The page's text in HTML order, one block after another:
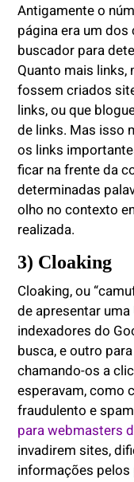
Antigamente o
página era um
buscador para
Quanto mais links,
fossem criados
links, ou que
de links. Mas isso
os links
ficar na frente da
determinadas
olho no contexto
realizada.
3) Cloaking
Cloaking, ou
de apresentar
indexadores do
busca, e outro
chamando-os a
esperavam, como
fraudulento e
para webmasters
invadirem sites,
informações